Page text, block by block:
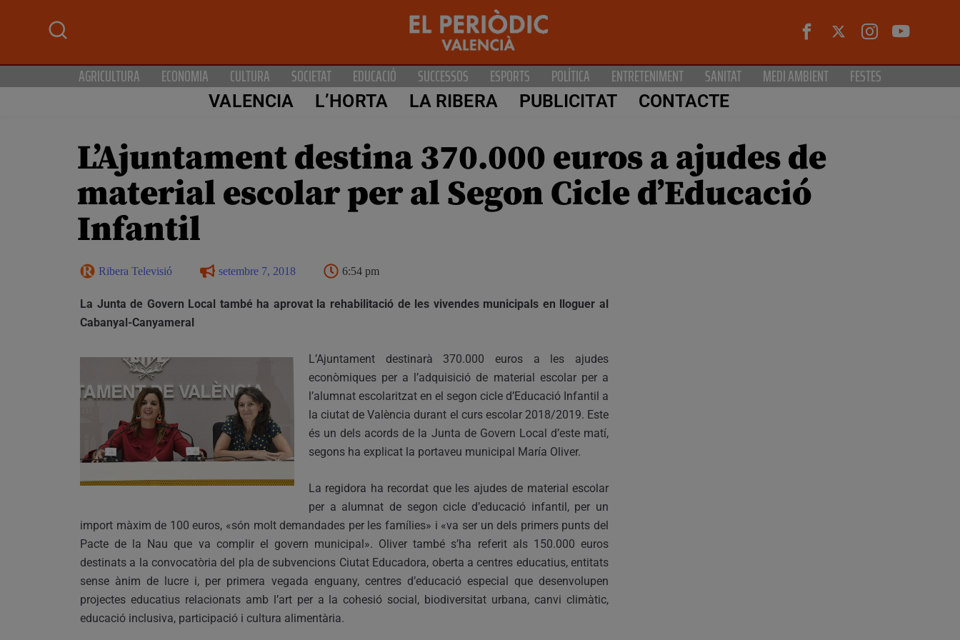
AGRICULTURA ECONOMIA CULTURA SOCIETAT EDUCACIÓ SUCCESSOS ESPORTS POLÍTICA ENTRETENIMENT SANITAT MEDI AMBIENT FESTES
VALENCIA L’HORTA LA RIBERA PUBLICITAT CONTACTE
L’Ajuntament destina 370.000 euros a ajudes de
material escolar per al Segon Cicle d’Educació
Infantil
Ribera Televisió setembre 7, 2018 6:54 pm
La Junta de Govern Local també ha aprovat la rehabilitació de les vivendes municipals en lloguer al
Cabanyal-Canyameral
L’Ajuntament destinarà 370.000 euros a les ajudes
econòmiques per a l’adquisició de material escolar per a
l’alumnat escolaritzat en el segon cicle d’Educació Infantil a
la ciutat de València durant el curs escolar 2018/2019. Este
és un dels acords de la Junta de Govern Local d’este matí,
segons ha explicat la portaveu municipal María Oliver.
La regidora ha recordat que les ajudes de material escolar
per a alumnat de segon cicle d’educació infantil, per un
import màxim de 100 euros, «són molt demandades per les famílies» i «va ser un dels primers punts del
Pacte de la Nau que va complir el govern municipal». Oliver també s’ha referit als 150.000 euros
destinats a la convocatòria del pla de subvencions Ciutat Educadora, oberta a centres educatius, entitats
sense ànim de lucre i, per primera vegada enguany, centres d’educació especial que desenvolupen
projectes educatius relacionats amb l’art per a la cohesió social, biodiversitat urbana, canvi climàtic,
educació inclusiva, participació i cultura alimentària.